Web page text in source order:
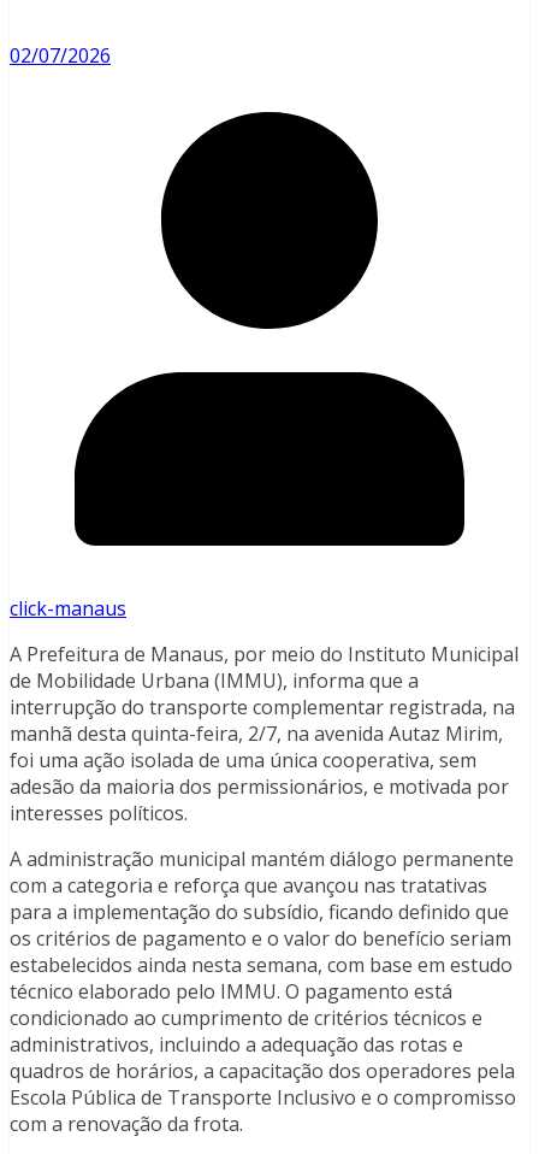
02/07/2026
click-manaus
A Prefeitura de Manaus, por meio do Instituto Municipal
de Mobilidade Urbana (IMMU), informa que a
interrupção do transporte complementar registrada, na
manhã desta quinta-feira, 2/7, na avenida Autaz Mirim,
foi uma ação isolada de uma única cooperativa, sem
adesão da maioria dos permissionários, e motivada por
interesses políticos.
A administração municipal mantém diálogo permanente
com a categoria e reforça que avançou nas tratativas
para a implementação do subsídio, ficando definido que
os critérios de pagamento e o valor do benefício seriam
estabelecidos ainda nesta semana, com base em estudo
técnico elaborado pelo IMMU. O pagamento está
condicionado ao cumprimento de critérios técnicos e
administrativos, incluindo a adequação das rotas e
quadros de horários, a capacitação dos operadores pela
Escola Pública de Transporte Inclusivo e o compromisso
com a renovação da frota.